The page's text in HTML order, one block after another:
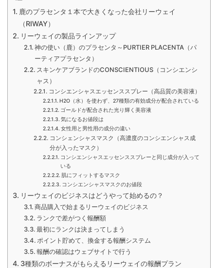
鹿のプラセンタ１本で大きくなった会社リーウェイ
（RIWAY）
リーウェイの製品ラインアップ
神の使い（鹿）のプラセンタ～PURTIER PLACENTA（パ
ーティアプラセンタ）
スキンケアブランドのCONSCIENTIOUS（コンシエンシ
ャス）
コンシエンシャスエッセンススプレー（高品質の美容液）
H2O（水）を使わず、27種類の有効成分が配合されている
ゴールドが配合された光り輝く美容液
気になるお値段は
女性用と男性用の成分の違い
コンシェンシャスマスク（高濃度のコンシエンシャス成
分が入ったマスク）
コンシエンシャスエッセンススプレーと同じ成分が入って
いる
肌にフィットするマスク
コンシエンシャスマスクのお値段
リーウェイのビジネスはどうやって始めるの？
商品購入で始まるリーウェイのビジネス
ランクで差がつく報酬額
最初にランクは決まってしまう
ポイント貯めて、換金する報酬システム
報酬の確認はウェブサイトで行う
3種類のボーナスがもらえるリーウェイの報酬プラン